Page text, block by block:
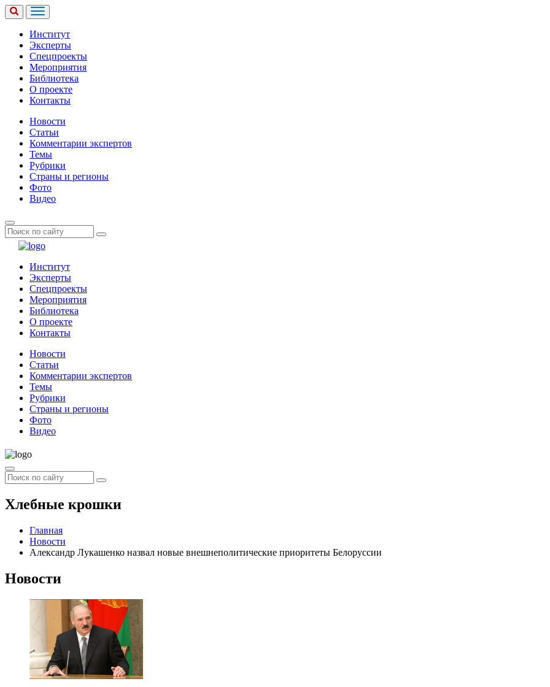
Институт
Эксперты
Спецпроекты
Мероприятия
Библиотека
О проекте
Контакты
Новости
Статьи
Комментарии экспертов
Темы
Рубрики
Страны и регионы
Фото
Видео
Институт
Эксперты
Спецпроекты
Мероприятия
Библиотека
О проекте
Контакты
Новости
Статьи
Комментарии экспертов
Темы
Рубрики
Страны и регионы
Фото
Видео
Хлебные крошки
Главная
Новости
Александр Лукашенко назвал новые внешнеполитические приоритеты Белоруссии
Новости